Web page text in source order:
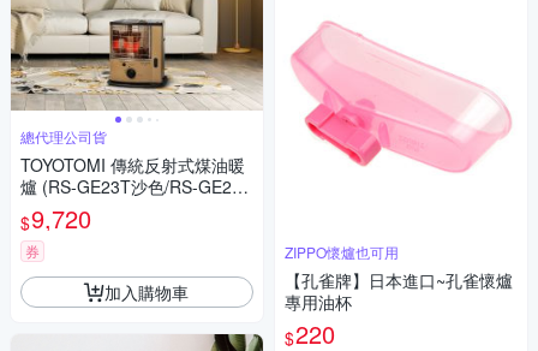
總代理公司貨
TOYOTOMI 傳統反射式煤油暖
爐 (RS-GE23T沙色/RS-GE23
G軍綠色/RS-GE23B黑色)
$9,720
券
加入購物車
ZIPPO懷爐也可用
【孔雀牌】日本進口~孔雀懷爐
專用油杯
$220